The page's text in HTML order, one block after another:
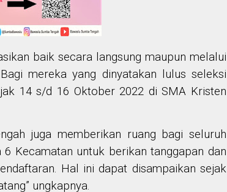
baik secara langsung maupun melalui
mereka yang dinyatakan lulus seleksi
14 s/d 16 Oktober 2022 di SMA Kristen
juga memberikan ruang bagi seluruh
Kecamatan untuk berikan tanggapan dan
Hal ini dapat disampaikan sejak
ungkapnya.